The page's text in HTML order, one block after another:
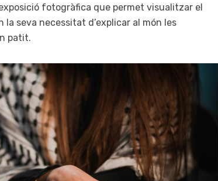
fotogràfica que permet visualitzar el
la seva necessitat d’explicar al món les
patit.